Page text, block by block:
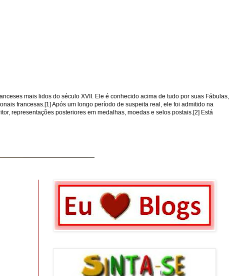
mais lidos do século XVII. Ele é conhecido acima de tudo por suas Fábulas,
francesas.[1] Após um longo período de suspeita real, ele foi admitido na
representações posteriores em medalhas, moedas e selos postais.[2] Está